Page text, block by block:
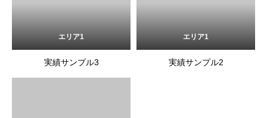
エリア1
実績サンプル3
エリア1
実績サンプル2